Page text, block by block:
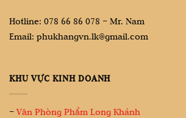
Hotline: 078 66 86 078 – Mr. Nam
Email: phukhangvn.lk@gmail.com
KHU VỰC KINH DOANH
–Văn Phòng Phẩm Long Khánh